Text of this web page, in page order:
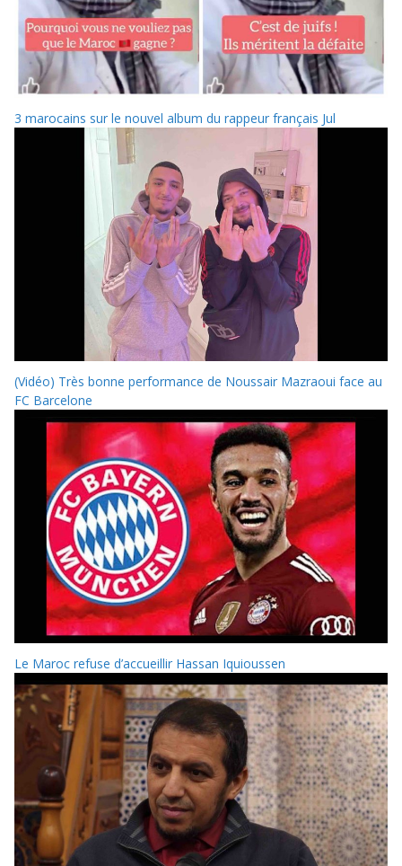
3 marocains sur le nouvel album du rappeur français Jul
(Vidéo) Très bonne performance de Noussair Mazraoui face au
FC Barcelone
Le Maroc refuse d’accueillir Hassan Iquioussen